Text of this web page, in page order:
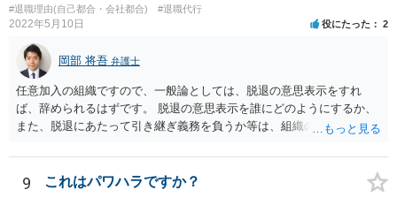
#退職理由(自己都合・会社都合) #退職代行
2022年5月10日 役にたった 2
岡部 将吾 弁護士
任意加入の組織ですので、一般論としては、脱退の意思表示をすれ
ば、辞められるはずです。 脱退の意思表示を誰にどのようにするか、
また、脱退にあたって引き継ぎ義務を負うか等は、組織の実態等を踏
もう少し具体的な対応方法についてアドバイスを受けられると思いま
す。
9 これはパワハラですか？